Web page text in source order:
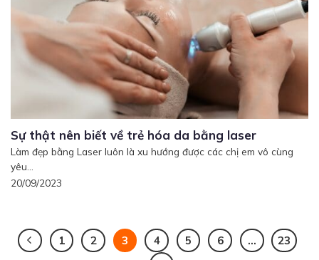
Sự thật nên biết về trẻ hóa da bằng laser
Làm đẹp bằng Laser luôn là xu hướng được các chị em vô cùng
yêu...
20/09/2023
1 2 3 4 5 6 … 23